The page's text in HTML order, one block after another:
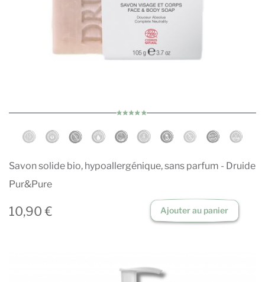
Savon solide bio, hypoallergénique, sans parfum - Druide
Pur&Pure
10,90 € Ajouter au panier